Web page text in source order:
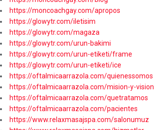
https://moncoachgay.com/apropos
https://glowytr.com/iletisim
https://glowytr.com/magaza
https://glowytr.com/urun-bakimi
https://glowytr.com/urun-etiketi/frame
https://glowytr.com/urun-etiketi/ice
https://oftalmicaarrazola.com/quienessomos
https://oftalmicaarrazola.com/mision-y-vision
https://oftalmicaarrazola.com/quetratamos
https://oftalmicaarrazola.com/pacientes
https://www.relaxmasajspa.com/salonumuz